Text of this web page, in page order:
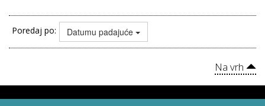
Poredaj po: Datumu padajuće
Na vrh